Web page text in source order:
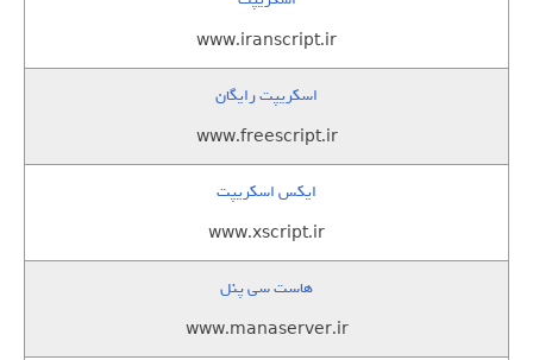
www.iranscript.ir
اسکریپت رایگان
www.freescript.ir
ایکس اسکریپت
www.xscript.ir
هاست سی پنل
www.manaserver.ir